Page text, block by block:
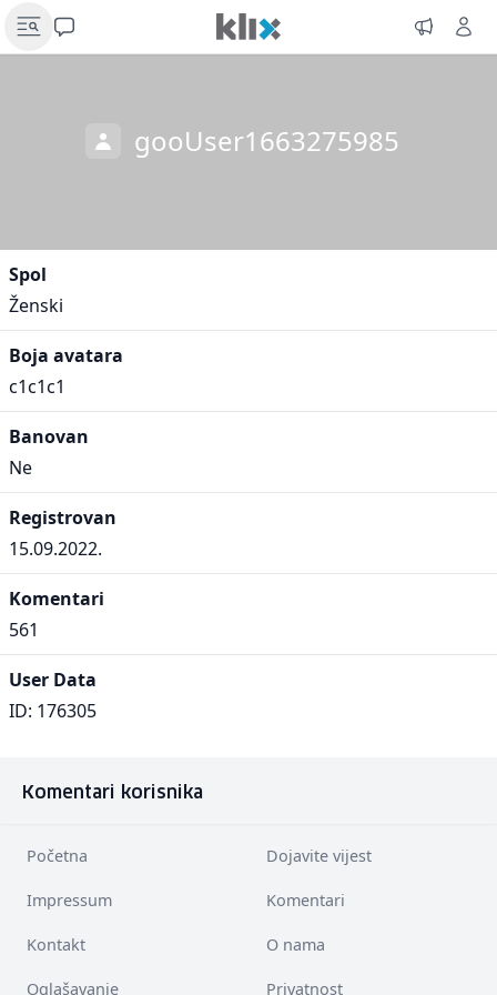
gooUser1663275985
Spol
Ženski
Boja avatara
c1c1c1
Banovan
Ne
Registrovan
15.09.2022.
Komentari
561
User Data
ID: 176305
Komentari korisnika
Početna Dojavite vijest
Impressum Komentari
Kontakt O nama
Oglašavanje Privatnost